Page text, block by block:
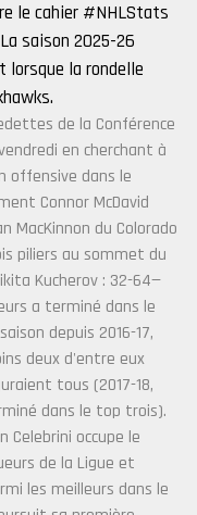
le cahier #NHLStats
saison 2025-26
lorsque la rondelle
de la Conférence
en cherchant à
offensive dans le
Connor McDavid
MacKinnon du Colorado
piliers au sommet du
Kucherov : 32-64—
a terminé dans le
depuis 2016-17,
deux d'entre eux
tous (2017-18,
dans le top trois).
Celebrini occupe le
de la Ligue et
les meilleurs dans le